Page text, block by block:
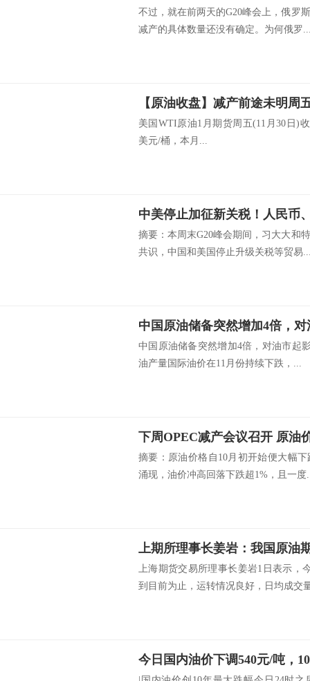
不过，就在前两天的G20峰会上，俄罗
减产的具体数量还没有确定。为何俄罗
美国WTI原油1月期货周五(11月30日)
美元/桶，本月...
中美停止加征新关税！人民币
摘要：本周末G20峰会期间，习大大和
共识，中国和美国停止升级关税等贸易
中国原油储备突然增加4倍，对油市起
油产量国际油价在11月份持续下跌，...
下周OPEC减产会议召开 原油
摘要：原油价格自10月初开始便大幅
涌现，油价冲高回落下跌超1%，且一度
上海期货交易所理事长姜岩1日表示，
到目前为止，运转情况良好，日均成交